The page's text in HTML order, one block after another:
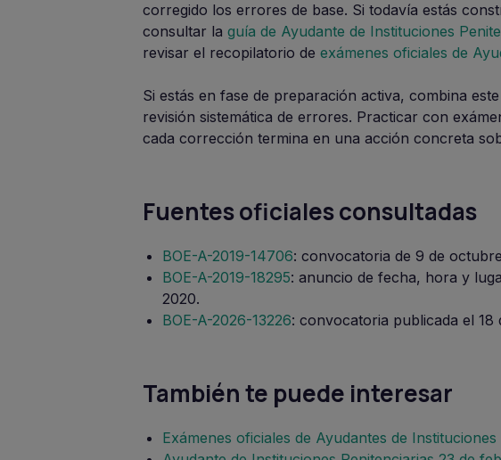
corregido los errores de base. Si todavía estás
consultar la guía de Ayudante de Instituciones
revisar el recopilatorio de exámenes oficiales de
Si estás en fase de preparación activa, combina
revisión sistemática de errores. Practicar con
cada corrección termina en una acción concreta
Fuentes oficiales consultadas
BOE-A-2019-14706: convocatoria de 9 de
BOE-A-2019-18295: anuncio de fecha, hora y
2020.
BOE-A-2026-13226: convocatoria publicada el 18
También te puede interesar
Exámenes oficiales de Ayudantes de